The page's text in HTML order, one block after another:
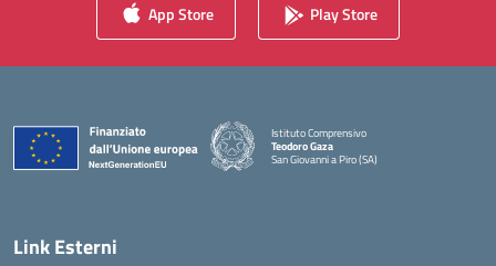
App Store Play Store
Istituto Comprensivo
Teodoro Gaza
San Giovanni a Piro (SA)
Link Esterni